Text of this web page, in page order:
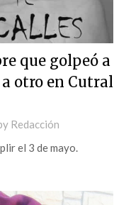
que golpeó a
otro en Cutral
Redacción
el 3 de mayo.